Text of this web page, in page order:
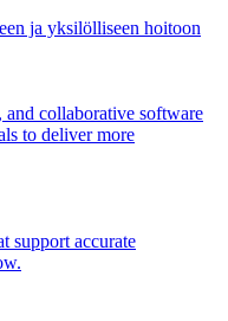
ja yksilölliseen hoitoon
collaborative software
to deliver more
support accurate